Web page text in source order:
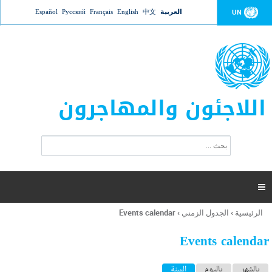
Jump to navigation UN العربية 中文
English
Français
Русский
Español
اللاجئون والمهاجرون
ت
ر
ل
ح
ب

أنت
هنا
الرئيسية › الجدول الزمني ›
Events calendar
Events calendar